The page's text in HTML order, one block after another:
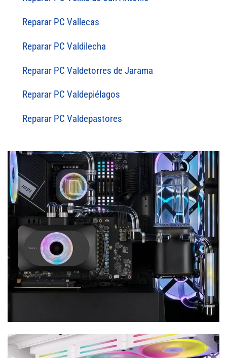
Reparar PC Vallecas
Reparar PC Valdilecha
Reparar PC Valdetorres de Jarama
Reparar PC Valdepiélagos
Reparar PC Valdepastores